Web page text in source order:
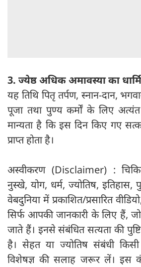
3. ज्येष्ठ अधिक अमावस्या का
यह तिथि पितृ तर्पण, स्नान-दान,
पूजा तथा पुण्य कर्मों के लिए
मान्यता है कि इस दिन किए गए
प्राप्त होता है।
अस्वीकरण (Disclaimer) :
नुस्खे, योग, धर्म, ज्योतिष, इतिहास,
वेबदुनिया में प्रकाशित/प्रसारित
सिर्फ आपकी जानकारी के लिए हैं, जो
जाते हैं। इनसे संबंधित सत्यता की
है। सेहत या ज्योतिष संबंधी
विशेषज्ञ की सलाह जरूर लें। इस